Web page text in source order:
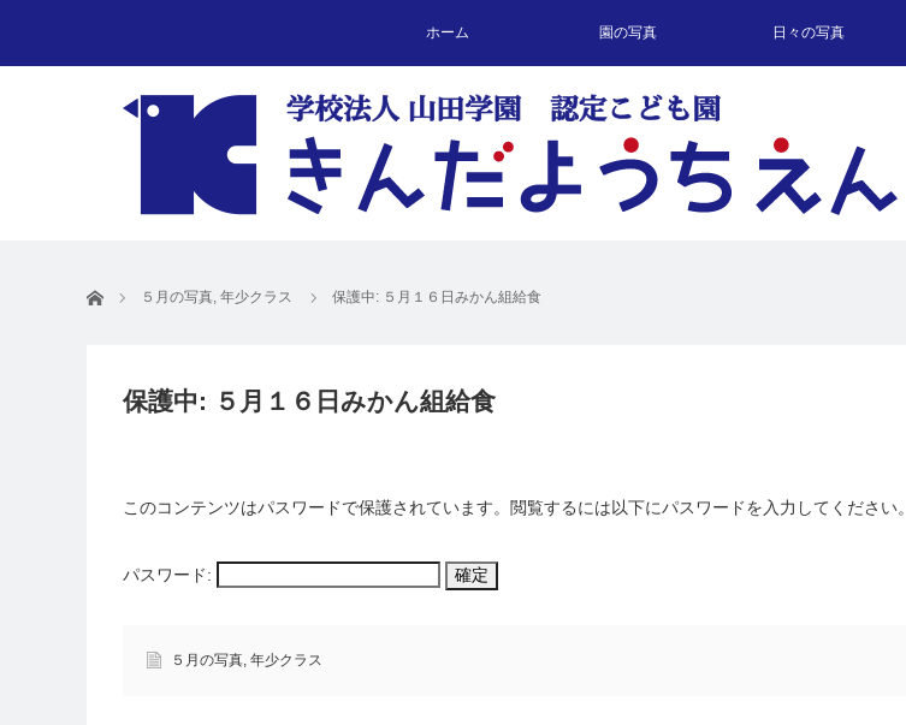
ホーム 園の写真 日々の写真
ホーム ５月の写真, 年少クラス 保護中: ５月１６日みかん組給食
保護中: ５月１６日みかん組給食
このコンテンツはパスワードで保護されています。閲覧するには以下にパスワードを入力してください。
パスワード:
５月の写真, 年少クラス